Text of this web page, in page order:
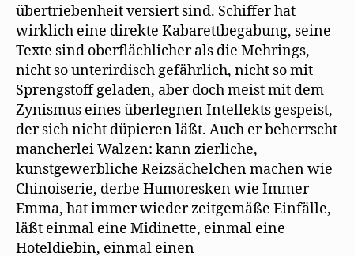
übertriebenheit versiert sind. Schiffer hat
wirklich eine direkte Kabarettbegabung, seine
Texte sind oberflächlicher als die Mehrings,
nicht so unterirdisch gefährlich, nicht so mit
Sprengstoff geladen, aber doch meist mit dem
Zynismus eines überlegnen Intellekts gespeist,
der sich nicht düpieren läßt. Auch er beherrscht
mancherlei Walzen: kann zierliche,
kunstgewerbliche Reizsächelchen machen wie
Chinoiserie, derbe Humoresken wie Immer
Emma, hat immer wieder zeitgemäße Einfälle,
läßt einmal eine Midinette, einmal eine
Hoteldiebin, einmal einen